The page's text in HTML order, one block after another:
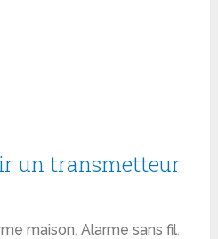
un transmetteur
maison,Alarme sans fil,